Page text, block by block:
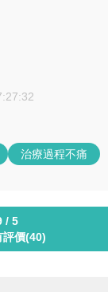
治療過程不痛
/ 5
評價(40)